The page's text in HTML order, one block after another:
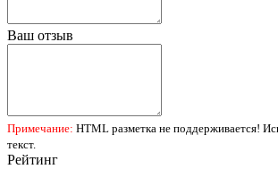
Ваш отзыв
Примечание: HTML разметка не поддерживается!
текст.
Рейтинг